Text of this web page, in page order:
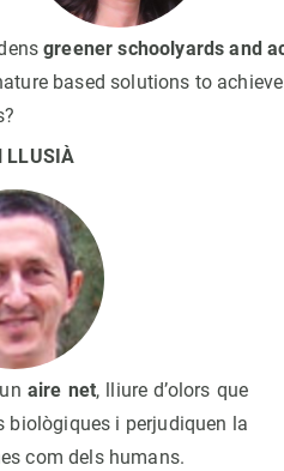
greener schoolyards and
based solutions to
LLUSIÀ
aire net, lliure d’olors que
biològiques i perjudiquen la
com dels humans.